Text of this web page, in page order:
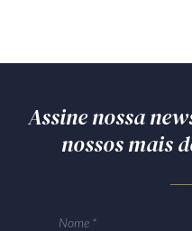
Assine nossa
nossos mais
Nome